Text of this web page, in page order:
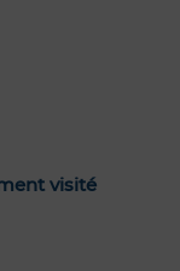
visité